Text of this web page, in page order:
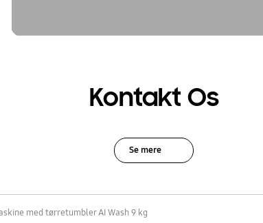
Kontakt Os
Se mere
med tørretumbler AI Wash 9 kg